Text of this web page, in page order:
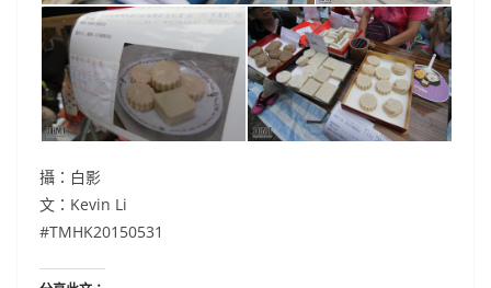
攝：白影
文：Kevin Li
#TMHK20150531